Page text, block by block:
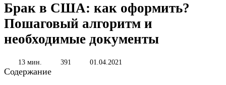
Брак в США: как оформить?
Пошаговый алгоритм и
необходимые документы
13 мин. 391 01.04.2021
Содержание